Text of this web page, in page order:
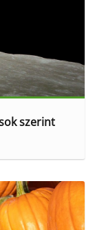
szerint